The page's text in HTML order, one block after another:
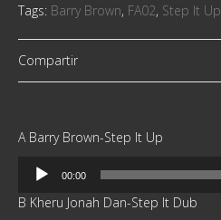
Tags: Barry Brown, FA02, Step It Up
Compartir
A Barry Brown-Step It Up
Reproductor
audio
00:00
B Kheru Jonah Dan-Step It Dub